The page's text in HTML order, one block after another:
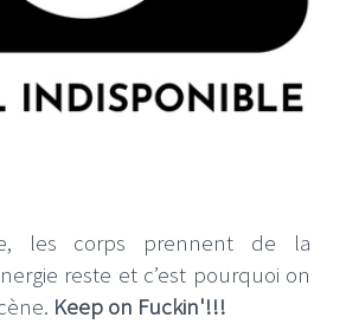
les corps prennent de la
reste et c’est pourquoi on
Keep on Fuckin'!!!